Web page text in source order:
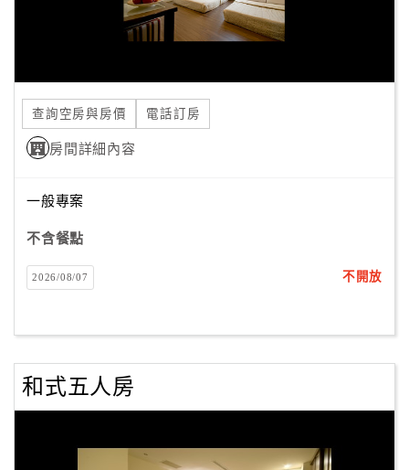
查詢空房與房價 電話訂房
房間詳細內容
一般專案
不含餐點
2026/08/07 不開放
和式五人房